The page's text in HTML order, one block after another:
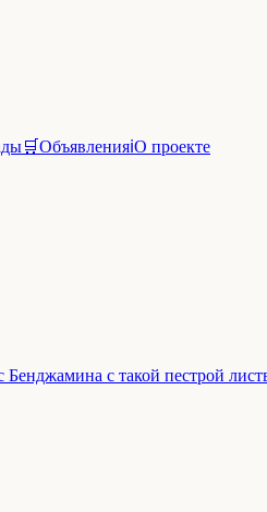
🛒Объявленияℹ️О проекте
с такой пестрой